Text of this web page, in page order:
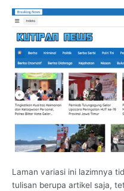
Laman variasi ini lazimnya
tulisan berupa artikel saja,